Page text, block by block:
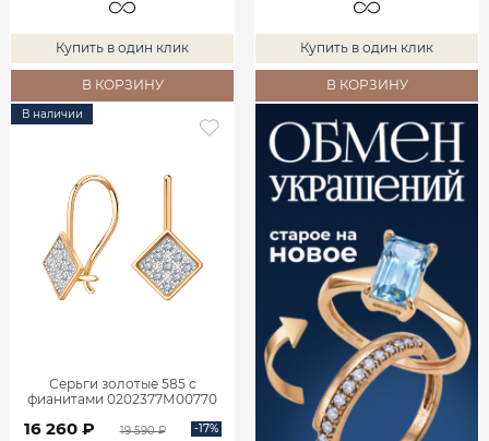
Купить в один клик
В КОРЗИНУ
Купить в один клик
В КОРЗИНУ
В наличии
Серьги золотые 585 с
фианитами 0202377М00770
16 260 ₽ 19 590 ₽ -17%